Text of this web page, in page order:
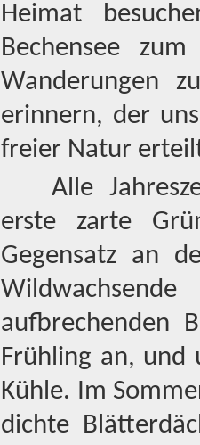
Heimat
Bechensee
Wanderungen
erinnern, der
freier Natur
Alle
erste zarte
Gegensatz an
aufbrechenden
Frühling an, und
Kühle. Im
dichte